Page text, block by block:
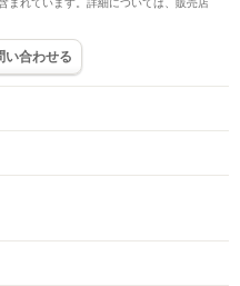
まれています。詳細については、販売店
い合わせる